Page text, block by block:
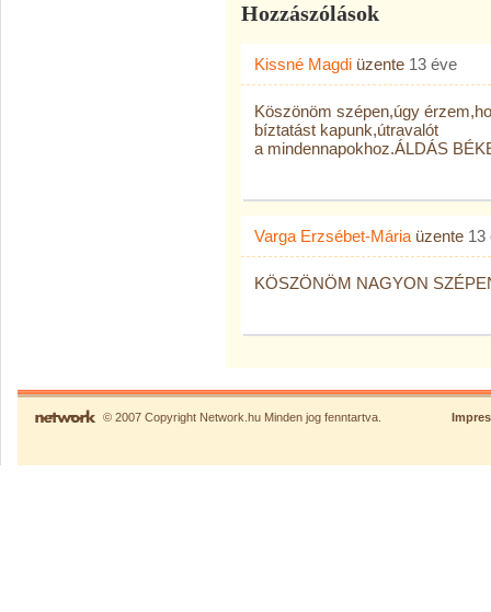
Hozzászólások
Kissné Magdi üzente 13 éve
Köszönöm szépen,úgy
bíztatást kapunk,útravalót
a mindennapokhoz.ÁLDÁS
Varga Erzsébet-Mária üzente 13
KÖSZÖNÖM NAGYON
© 2007 Copyright Network.hu Minden jog fenntartva.